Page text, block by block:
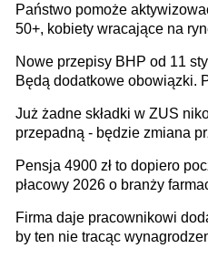
Państwo pomoże
50+, kobiety wracające na
osoby neuroatypowe.
na rzecz Inkluzywności w
Nowe przepisy BHP od 11
Będą dodatkowe obowiązki.
Już żadne składki w ZUS
przepadną - będzie zmiana
ubezpieczeniom społecznym
Pensja 4900 zł to dopiero
płacowy 2026 o branży
Firma daje pracownikowi
by ten nie tracąc